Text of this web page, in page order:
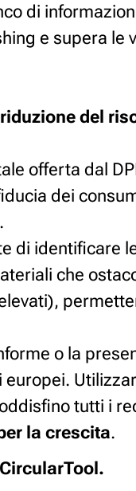
di
e supera le
del
offerta dal
dei
di identificare
che
o la
tutti i
la crescita.